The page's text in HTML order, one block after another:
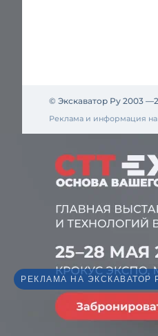
© Экскаватор Ру 2003 —
Реклама и информация на